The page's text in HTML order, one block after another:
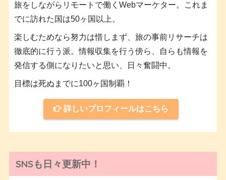
旅をしながらリモートで働くWebマーケター。これま
でに訪れた国は50ヶ国以上。
楽しむためなら努力は惜しまず、旅の事前リサーチは
徹底的に行う派。情報収集を行う傍ら、自らも情報を
発信する側になりたいと思い、日々奮闘中。
目標は死ぬまでに100ヶ国制覇！
詳しいプロフィールはこちら
SNSも日々更新中！